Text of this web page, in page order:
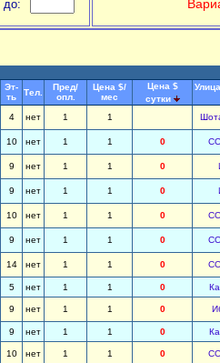
до:
Эт-
ть
Тел.
Пред/
опл.
Цена $/
мес
Цена $
сутки
4 нет 1 1
10 нет 1 1 0
9 нет 1 1 0
9 нет 1 1 0
10 нет 1 1 0
9 нет 1 1 0
14 нет 1 1 0
5 нет 1 1 0
9 нет 1 1 0
9 нет 1 1 0
10 нет 1 1 0